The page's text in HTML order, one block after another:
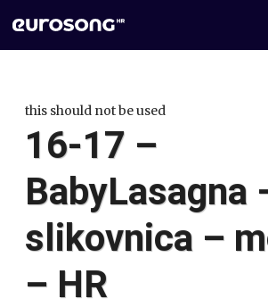
this should not be used
16-17 –
BabyLasagna
slikovnica –
– HR